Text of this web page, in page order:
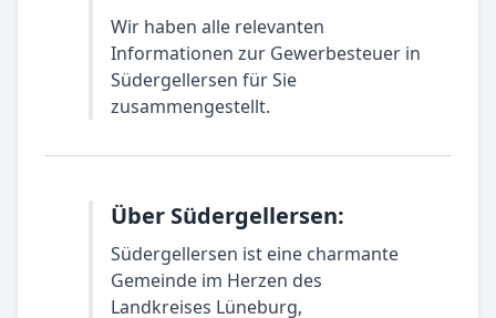
Wir haben alle relevanten
Informationen zur Gewerbesteuer in
Südergellersen für Sie
zusammengestellt.
Über Südergellersen:
Südergellersen ist eine charmante
Gemeinde im Herzen des
Landkreises Lüneburg,